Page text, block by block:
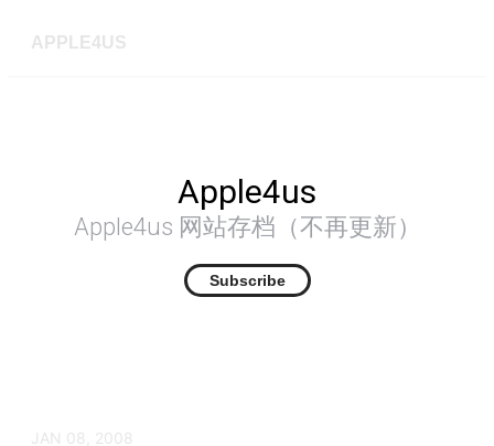
APPLE4US
Apple4us
Apple4us 网站存档（不再更新）
Subscribe
JAN 08, 2008